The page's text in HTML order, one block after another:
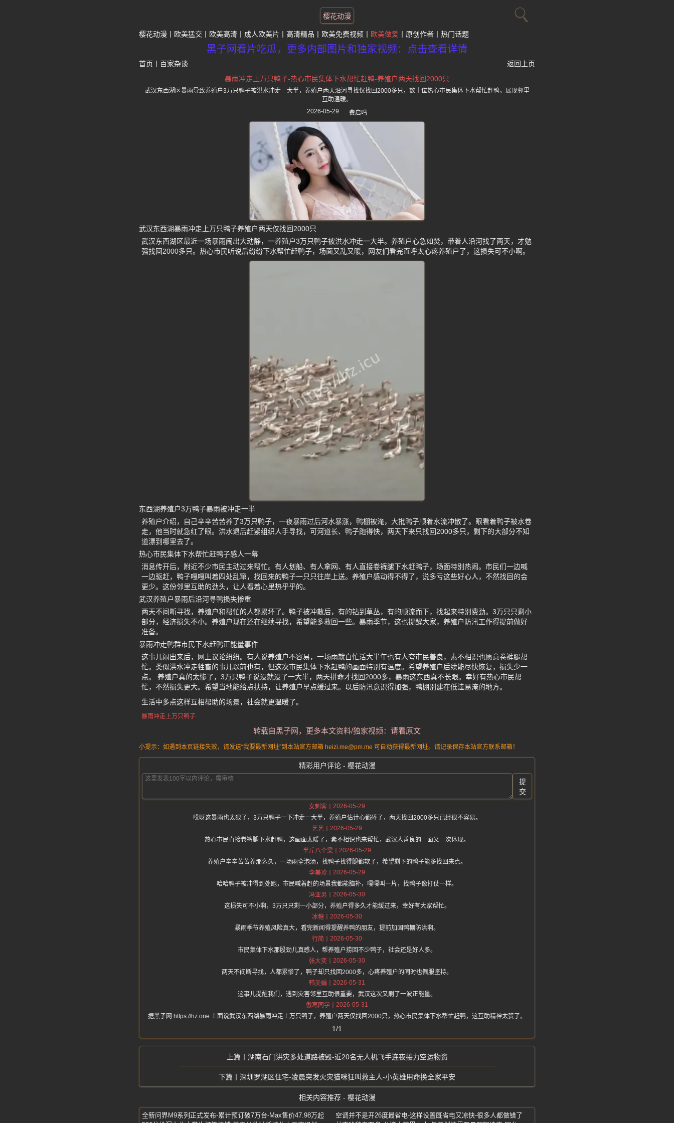
樱花动漫
樱花动漫 欧美猛交 欧美高清 成人欧美片 高清精品 欧美免费视频 欧美做爱 原创作者 热门话题
黑子网看片吃瓜，更多内部图片和独家视频：点击查看详情
首页 百家杂谈
返回上页
暴雨冲走上万只鸭子-热心市民集体下水帮忙赶鸭-养殖户两天找回2000只
武汉东西湖区暴雨导致养殖户3万只鸭子被洪水冲走一大半，养殖户两天沿河寻找仅找回2000多只，数十位热心市民集体下水帮忙赶鸭，展现邻里
互助温暖。
2026-05-29
费启鸣
武汉东西湖暴雨冲走上万只鸭子养殖户两天仅找回2000只
武汉东西湖区最近一场暴雨闹出大动静，一养殖户3万只鸭子被洪水冲走一大半。养殖户心急如焚，带着人沿河找了两天，才勉
强找回2000多只。热心市民听说后纷纷下水帮忙赶鸭子，场面又乱又暖，网友们看完直呼太心疼养殖户了，这损失可不小啊。
东西湖养殖户3万鸭子暴雨被冲走一半
养殖户介绍，自己辛辛苦苦养了3万只鸭子，一夜暴雨过后河水暴涨，鸭棚被淹，大批鸭子顺着水流冲散了。眼看着鸭子被水卷
走，他当时就急红了眼。洪水退后赶紧组织人手寻找，可河道长、鸭子跑得快，两天下来只找回2000多只，剩下的大部分不知
道漂到哪里去了。
热心市民集体下水帮忙赶鸭子感人一幕
消息传开后，附近不少市民主动过来帮忙。有人划船、有人拿网、有人直接卷裤腿下水赶鸭子，场面特别热闹。市民们一边喊
一边驱赶，鸭子嘎嘎叫着四处乱窜，找回来的鸭子一只只往岸上送。养殖户感动得不得了，说多亏这些好心人，不然找回的会
更少。这份邻里互助的劲头，让人看着心里热乎乎的。
武汉养殖户暴雨后沿河寻鸭损失惨重
两天不间断寻找，养殖户和帮忙的人都累坏了。鸭子被冲散后，有的钻到草丛，有的顺流而下，找起来特别费劲。3万只只剩小
部分，经济损失不小。养殖户现在还在继续寻找，希望能多救回一些。暴雨季节，这也提醒大家，养殖户防汛工作得提前做好
准备。
暴雨冲走鸭群市民下水赶鸭正能量事件
这事儿闹出来后，网上议论纷纷。有人说养殖户不容易，一场雨就白忙活大半年也有人夸市民善良，素不相识也愿意卷裤腿帮
忙。类似洪水冲走牲畜的事儿以前也有，但这次市民集体下水赶鸭的画面特别有温度。希望养殖户后续能尽快恢复，损失少一
点。 养殖户真的太惨了，3万只鸭子说没就没了一大半，两天拼命才找回2000多，暴雨这东西真不长眼。幸好有热心市民帮
忙，不然损失更大。希望当地能给点扶持，让养殖户早点缓过来。以后防汛意识得加强，鸭棚别建在低洼易淹的地方。
生活中多点这样互相帮助的场景，社会就更温暖了。
暴雨冲走上万只鸭子
转载自黑子网，更多本文资料/独家视频：请看原文
小提示：如遇到本页链接失效，请发送“我要最新网址”到本站官方邮箱 heizi.me@pm.me 可自动获得最新网址。请记录保存本站官方联系邮箱！
精彩用户评论 - 樱花动漫
提
交
女刺客
2026-05-29
哎呀这暴雨也太狠了，3万只鸭子一下冲走一大半，养殖户估计心都碎了，两天找回2000多只已经很不容易。
艺艺
2026-05-29
热心市民直接卷裤腿下水赶鸭，这画面太暖了，素不相识也来帮忙，武汉人善良的一面又一次体现。
半斤八个梁
2026-05-29
养殖户辛辛苦苦养那么久，一场雨全泡汤，找鸭子找得腿都软了，希望剩下的鸭子能多找回来点。
李美珍
2026-05-29
哈哈鸭子被冲得到处跑，市民喊着赶的场景我都能脑补，嘎嘎叫一片，找鸭子像打仗一样。
冯亚男
2026-05-30
这损失可不小啊，3万只只剩一小部分，养殖户得多久才能缓过来，幸好有大家帮忙。
冰糖
2026-05-30
暴雨季节养殖风险真大，看完新闻得提醒养鸭的朋友，提前加固鸭棚防洪啊。
行简
2026-05-30
市民集体下水那股劲儿真感人，帮养殖户捞回不少鸭子，社会还是好人多。
张大奕
2026-05-30
两天不间断寻找，人都累惨了，鸭子却只找回2000多，心疼养殖户的同时也佩服坚持。
韩美娟
2026-05-31
这事儿提醒我们，遇到灾害邻里互助很重要，武汉这次又刷了一波正能量。
傲寒同学
2026-05-31
据黑子网 https://hz.one 上面说武汉东西湖暴雨冲走上万只鸭子，养殖户两天仅找回2000只，热心市民集体下水帮忙赶鸭，这互助精神太赞了。
1/1
湖南石门洪灾多处道路被毁-近20名无人机飞手连夜接力空运物资
深圳罗湖区住宅-凌晨突发火灾猫咪狂叫救主人-小英雄用命换全家平安
相关内容推荐 - 樱花动漫
全新问界M9系列正式发布-累计预订破7万台-Max售价47.98万起
空调并不是开26度最省电-这样设置既省电又凉快-很多人都做错了